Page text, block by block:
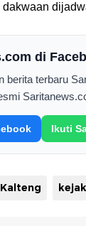
di
berita terbaru
Ikuti
Kalteng